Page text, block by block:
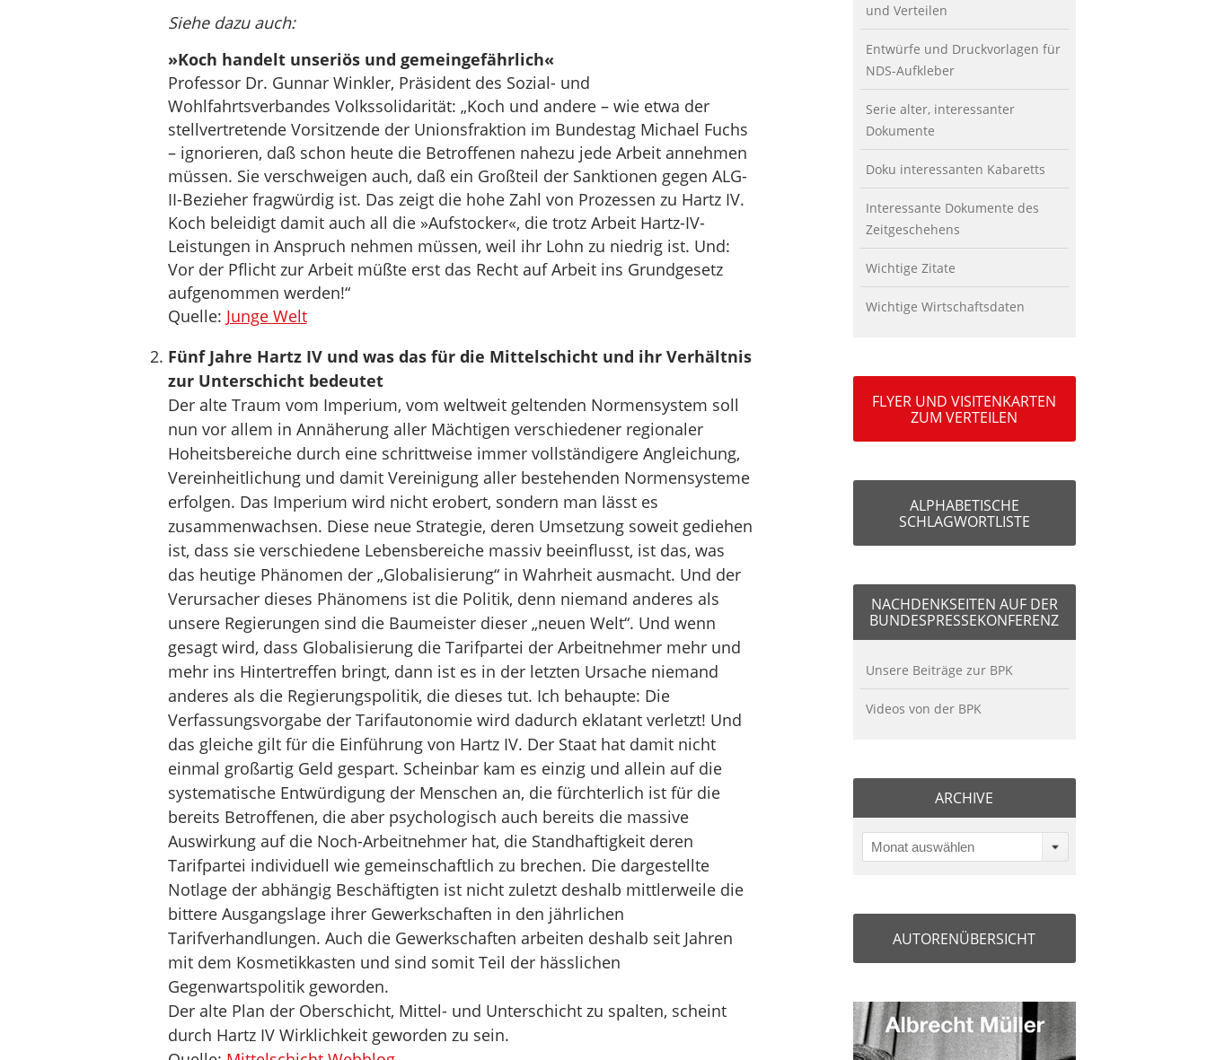
Siehe dazu auch:
»Koch handelt unseriös und gemeingefährlich«
Professor Dr. Gunnar Winkler, Präsident des Sozial- und
Wohlfahrtsverbandes Volkssolidarität: „Koch und andere – wie etwa der
stellvertretende Vorsitzende der Unionsfraktion im Bundestag Michael Fuchs
– ignorieren, daß schon heute die Betroffenen nahezu jede Arbeit annehmen
müssen. Sie verschweigen auch, daß ein Großteil der Sanktionen gegen ALG-
II-Bezieher fragwürdig ist. Das zeigt die hohe Zahl von Prozessen zu Hartz IV.
Koch beleidigt damit auch all die »Aufstocker«, die trotz Arbeit Hartz-IV-
Leistungen in Anspruch nehmen müssen, weil ihr Lohn zu niedrig ist. Und:
Vor der Pflicht zur Arbeit müßte erst das Recht auf Arbeit ins Grundgesetz
aufgenommen werden!“
Quelle: Junge Welt
Fünf Jahre Hartz IV und was das für die Mittelschicht und ihr Verhältnis
zur Unterschicht bedeutet
Der alte Traum vom Imperium, vom weltweit geltenden Normensystem soll
nun vor allem in Annäherung aller Mächtigen verschiedener regionaler
Hoheitsbereiche durch eine schrittweise immer vollständigere Angleichung,
Vereinheitlichung und damit Vereinigung aller bestehenden Normensysteme
erfolgen. Das Imperium wird nicht erobert, sondern man lässt es
zusammenwachsen. Diese neue Strategie, deren Umsetzung soweit gediehen
ist, dass sie verschiedene Lebensbereiche massiv beeinflusst, ist das, was
das heutige Phänomen der „Globalisierung“ in Wahrheit ausmacht. Und der
Verursacher dieses Phänomens ist die Politik, denn niemand anderes als
unsere Regierungen sind die Baumeister dieser „neuen Welt“. Und wenn
gesagt wird, dass Globalisierung die Tarifpartei der Arbeitnehmer mehr und
mehr ins Hintertreffen bringt, dann ist es in der letzten Ursache niemand
anderes als die Regierungspolitik, die dieses tut. Ich behaupte: Die
Verfassungsvorgabe der Tarifautonomie wird dadurch eklatant verletzt! Und
das gleiche gilt für die Einführung von Hartz IV. Der Staat hat damit nicht
einmal großartig Geld gespart. Scheinbar kam es einzig und allein auf die
systematische Entwürdigung der Menschen an, die fürchterlich ist für die
bereits Betroffenen, die aber psychologisch auch bereits die massive
Auswirkung auf die Noch-Arbeitnehmer hat, die Standhaftigkeit deren
Tarifpartei individuell wie gemeinschaftlich zu brechen. Die dargestellte
Notlage der abhängig Beschäftigten ist nicht zuletzt deshalb mittlerweile die
bittere Ausgangslage ihrer Gewerkschaften in den jährlichen
Tarifverhandlungen. Auch die Gewerkschaften arbeiten deshalb seit Jahren
mit dem Kosmetikkasten und sind somit Teil der hässlichen
Gegenwartspolitik geworden.
Der alte Plan der Oberschicht, Mittel- und Unterschicht zu spalten, scheint
durch Hartz IV Wirklichkeit geworden zu sein.
und Verteilen
Entwürfe und Druckvorlagen für
NDS-Aufkleber
Serie alter, interessanter
Dokumente
Doku interessanten Kabaretts
Interessante Dokumente des
Zeitgeschehens
Wichtige Zitate
Wichtige Wirtschaftsdaten
FLYER UND VISITENKARTEN
ZUM VERTEILEN
ALPHABETISCHE
SCHLAGWORTLISTE
NACHDENKSEITEN AUF DER
BUNDESPRESSEKONFERENZ
Unsere Beiträge zur BPK
Videos von der BPK
ARCHIVE
Monat auswählen
AUTORENÜBERSICHT